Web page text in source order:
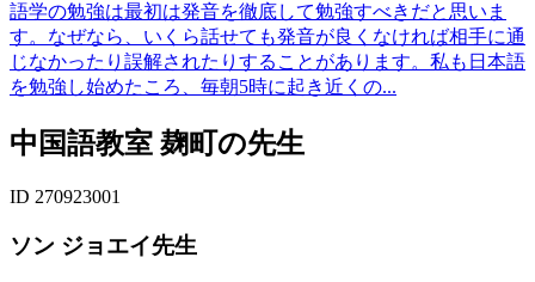
語学の勉強は最初は発音を徹底して勉強すべきだと思いま
す。なぜなら、いくら話せても発音が良くなければ相手に通
じなかったり誤解されたりすることがあります。私も日本語
を勉強し始めたころ、毎朝5時に起き近くの...
中国語教室 麹町の先生
ID 270923001
ソン ジョエイ先生